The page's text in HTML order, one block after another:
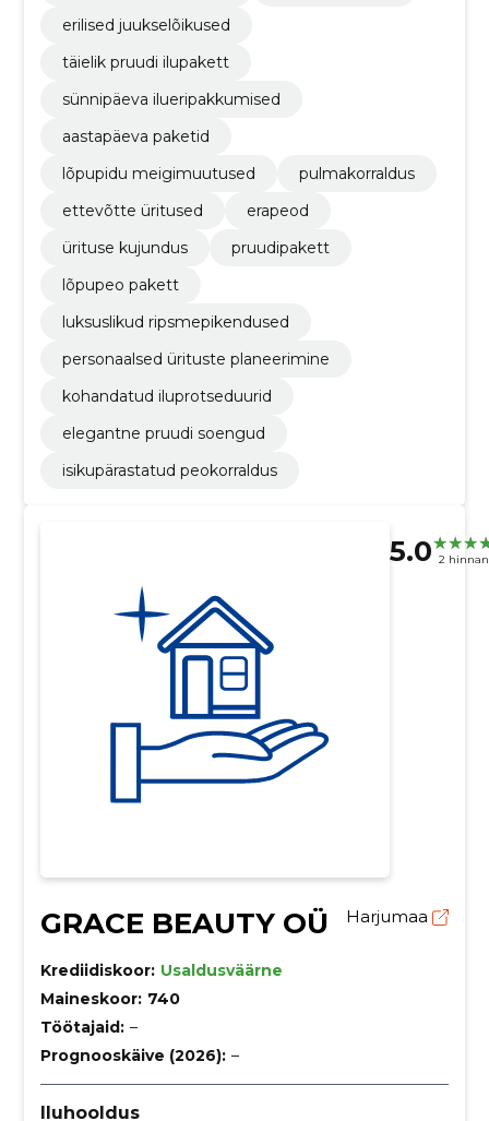
erilised juukselõikused
täielik pruudi ilupakett
sünnipäeva ilueripakkumised
aastapäeva paketid
lõpupidu meigimuutused
pulmakorraldus
ettevõtte üritused
erapeod
ürituse kujundus
pruudipakett
lõpupeo pakett
luksuslikud ripsmepikendused
personaalsed ürituste planeerimine
kohandatud iluprotseduurid
elegantne pruudi soengud
isikupärastatud peokorraldus
5.0 2
GRACE BEAUTY OÜ Harjumaa
Krediidiskoor: Usaldusväärne
Maineskoor: 740
Töötajaid: –
Prognooskäive (2026): –
Iluhooldus